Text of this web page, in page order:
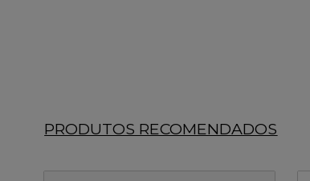
PRODUTOS RECOMENDADOS